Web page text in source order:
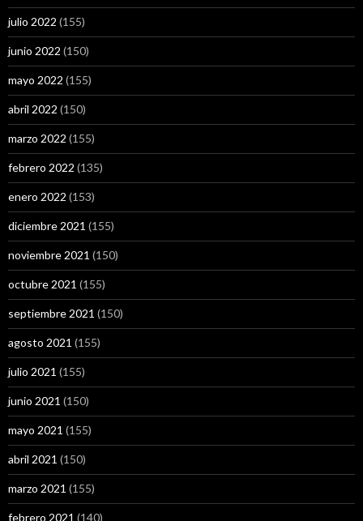
julio 2022 (155)
junio 2022 (150)
mayo 2022 (155)
abril 2022 (150)
marzo 2022 (155)
febrero 2022 (135)
enero 2022 (153)
diciembre 2021 (155)
noviembre 2021 (150)
octubre 2021 (155)
septiembre 2021 (150)
agosto 2021 (155)
julio 2021 (155)
junio 2021 (150)
mayo 2021 (155)
abril 2021 (150)
marzo 2021 (155)
febrero 2021 (140)